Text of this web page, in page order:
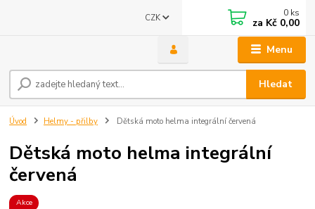
Menu
CZK
Hledat
0 ks
za Kč 0,00
Úvod Helmy - přilby Dětská moto helma integrální červená
Dětská moto helma integrální
červená
Akce